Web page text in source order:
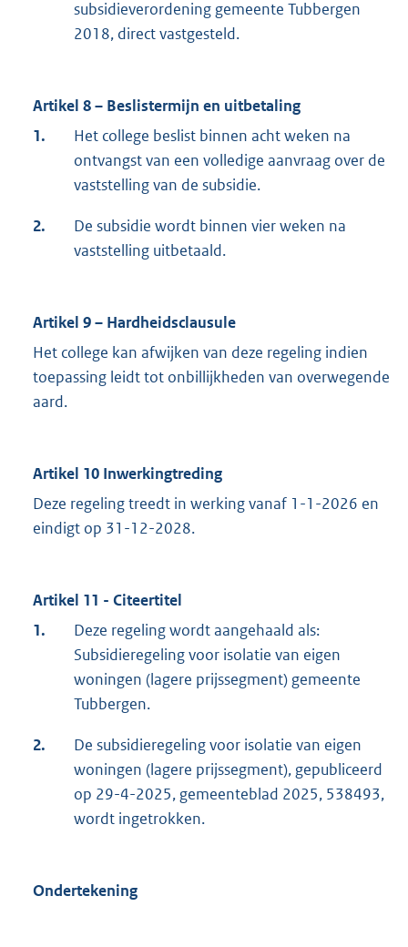
subsidieverordening gemeente Tubbergen
2018, direct vastgesteld.
Artikel 8 – Beslistermijn en uitbetaling
1.
Het college beslist binnen acht weken na
ontvangst van een volledige aanvraag over de
vaststelling van de subsidie.
2.
De subsidie wordt binnen vier weken na
vaststelling uitbetaald.
Artikel 9 – Hardheidsclausule
Het college kan afwijken van deze regeling indien
toepassing leidt tot onbillijkheden van overwegende
aard.
Artikel 10 Inwerkingtreding
Deze regeling treedt in werking vanaf 1-1-2026 en
eindigt op 31-12-2028.
Artikel 11 - Citeertitel
1.
Deze regeling wordt aangehaald als:
Subsidieregeling voor isolatie van eigen
woningen (lagere prijssegment) gemeente
Tubbergen.
2.
De subsidieregeling voor isolatie van eigen
woningen (lagere prijssegment), gepubliceerd
op 29-4-2025, gemeenteblad 2025, 538493,
wordt ingetrokken.
Ondertekening